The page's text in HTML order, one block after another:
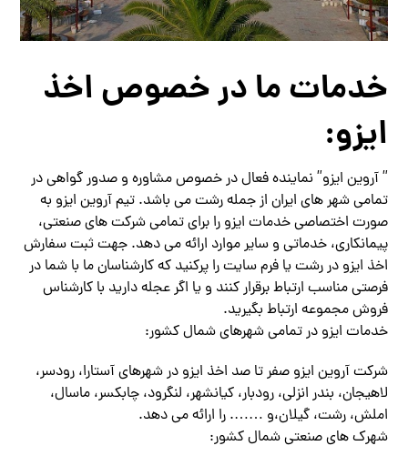
خدمات ما در خصوص اخذ
ایزو:
” آروین ایزو” نماینده فعال در خصوص مشاوره و صدور گواهی در
تمامی شهر های ایران از جمله رشت می باشد. تیم آروین ایزو به
صورت اختصاصی خدمات ایزو را برای تمامی شرکت های صنعتی،
پیمانکاری، خدماتی و سایر موارد ارائه می دهد. جهت ثبت سفارش
اخذ ایزو در رشت یا فرم سایت را پرکنید که کارشناسان ما با شما در
فرصتی مناسب ارتباط برقرار کنند و یا اگر عجله دارید با کارشناس
فروش مجموعه ارتباط بگیرید.
خدمات ایزو در تمامی شهرهای شمال کشور:
شرکت آروین ایزو صفر تا صد اخذ ایزو در شهرهای آستارا، رودسر،
لاهیجان، بندر انزلی، رودبار، کیانشهر، لنگرود، چابکسر، ماسال،
املش، رشت، گیلان،و ……. را ارائه می دهد.
شهرک های صنعتی شمال کشور: